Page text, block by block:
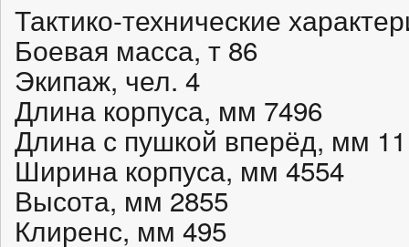
Тактико-технические
Боевая масса, т 86
Экипаж, чел. 4
Длина корпуса, мм 7496
Длина с пушкой вперёд, мм
Ширина корпуса, мм 4554
Высота, мм 2855
Клиренс, мм 495